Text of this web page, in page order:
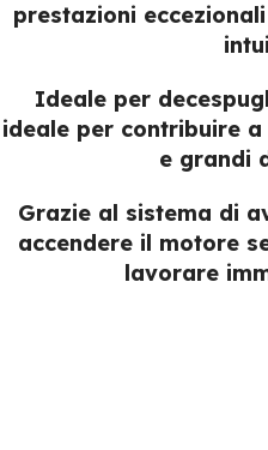
prestazioni
Ideale per
ideale per contribuire
e grandi
Grazie al sistema di
accendere il motore
lavorare